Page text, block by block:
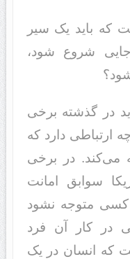
که باید یک سیر
شروع شود،
در گذشته برخی
ارتباطی دارد که
می‌کند. در برخی
سوابق امانت
کسی متوجه نشود
در کار آن فرد
که انسان در یک